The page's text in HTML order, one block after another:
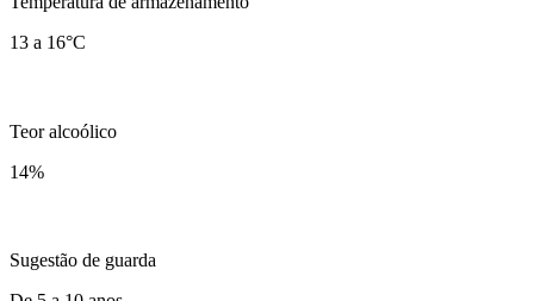
13 a 16°C
Teor alcoólico
14%
Sugestão de guarda